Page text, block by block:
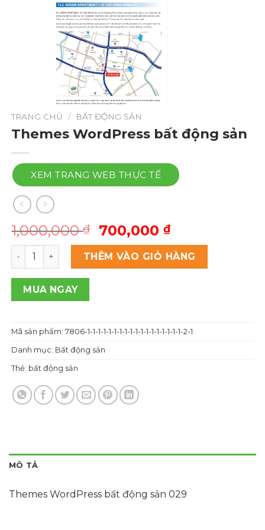
TRANG CHỦ / BẤT ĐỘNG SẢN
Themes WordPress bất động sản
XEM TRANG WEB THỰC TẾ
1,000,000₫
Giá
gốc
là:
1,000,000 ₫.
700,000 ₫Giá
hiện
tại
là:
Themes Wordpress bất động sản số lượng
THÊM VÀO GIỎ HÀNG
MUA NGAY
Mã sản phẩm:7806-1-1-1-1-1-1-1-1-1-1-1-1-1-1-1-1-1-1-2-1
Danh mục: Bất động sản
Thẻ: bất động sản
MÔ TẢ
Themes WordPress bất động sản 029